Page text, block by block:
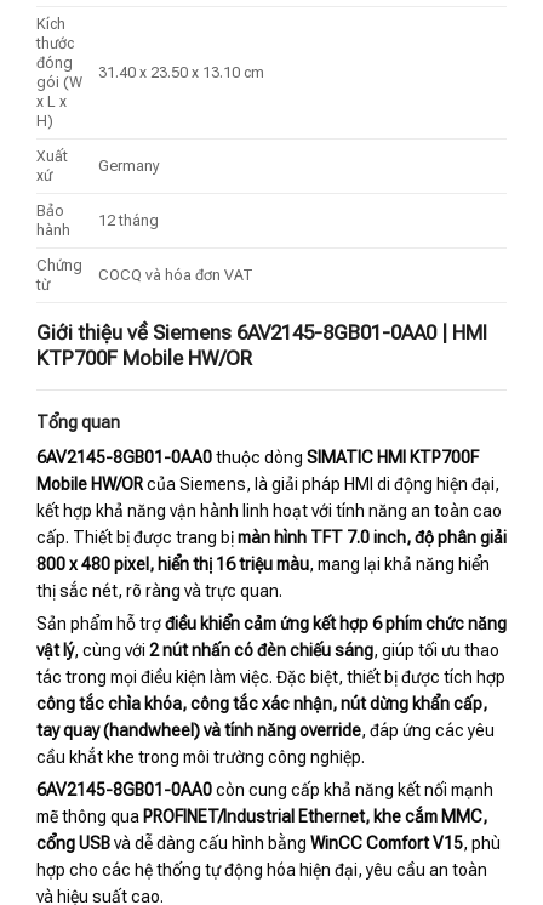
Kích
thước
đóng
gói (W
x L x
H)
31.40 x 23.50 x 13.10 cm
Xuất
xứ
Germany
Bảo
hành
12 tháng
Chứng
từ
COCQ và hóa đơn VAT
Giới thiệu về Siemens 6AV2145-8GB01-0AA0 | HMI
KTP700F Mobile HW/OR
Tổng quan
6AV2145-8GB01-0AA0thuộc dòng SIMATIC HMI KTP700F
Mobile HW/ORcủa Siemens, là giải pháp HMI di động hiện đại,
kết hợp khả năng vận hành linh hoạt với tính năng an toàn cao
cấp. Thiết bị được trang bịmàn hình TFT 7.0 inch, độ phân giải
800 x 480 pixel, hiển thị 16 triệu màu, mang lại khả năng hiển
thị sắc nét, rõ ràng và trực quan.
Sản phẩm hỗ trợđiều khiển cảm ứng kết hợp 6 phím chức năng
vật lý, cùng với 2 nút nhấn có đèn chiếu sáng, giúp tối ưu thao
tác trong mọi điều kiện làm việc. Đặc biệt, thiết bị được tích hợp
công tắc chìa khóa, công tắc xác nhận, nút dừng khẩn cấp,
tay quay (handwheel) và tính năng override, đáp ứng các yêu
cầu khắt khe trong môi trường công nghiệp.
6AV2145-8GB01-0AA0còn cung cấp khả năng kết nối mạnh
mẽ thông qua PROFINET/Industrial Ethernet, khe cắm MMC,
cổng USBvà dễ dàng cấu hình bằng WinCC Comfort V15, phù
hợp cho các hệ thống tự động hóa hiện đại, yêu cầu an toàn
và hiệu suất cao.